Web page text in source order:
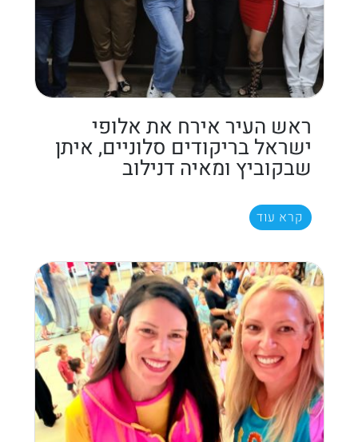
ראש העיר אירח את אלופי
ישראל בריקודים סלוניים, איתן
שבקוביץ ומאיה דנילוב
קרא עוד